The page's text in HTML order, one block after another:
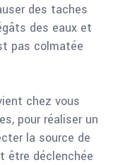
des taches
des eaux et
pas colmatée
chez vous
pour réaliser un
la source de
être déclenchée